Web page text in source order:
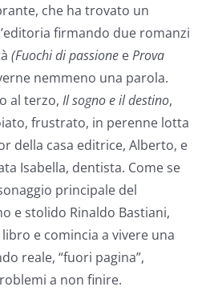
che ha trovato un
firmando due romanzi
(Fuochi dipassione eProva
nemmeno una parola.
al terzo, Il sogno e il destino,
frustrato, in perenne lotta
della casa editrice, Alberto, e
Isabella, dentista. Come se
principale del
e stolido Rinaldo Bastiani,
e comincia a vivere una
reale, “fuori pagina”,
a non finire.